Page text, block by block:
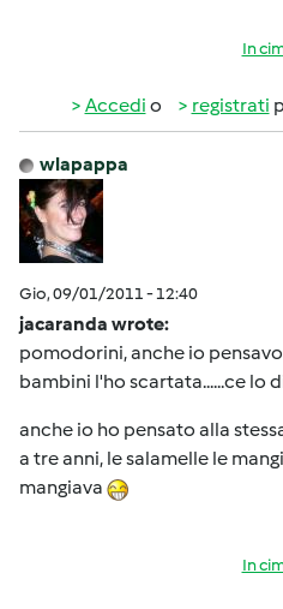
In
Accedi o registrati
wlapappa
Gio, 09/01/2011 - 12:40
jacaranda wrote:
pomodorini, anche io
bambini l'ho scartata......ce lo
anche io ho pensato alla
a tre anni, le salamelle le
mangiava
In